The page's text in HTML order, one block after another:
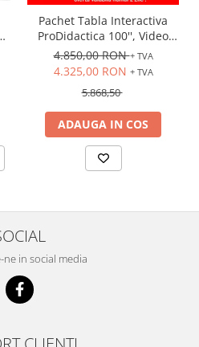
Pachet Tabla Interactiva
ProDidactica 100'', Video
Proiector de tavan, suport
videoproiector, adaptor
Wireless
4.850,00 RON+ TVA
4.325,00 RON + TVA
5.868,50
ADAUGA IN COS
ne in social media